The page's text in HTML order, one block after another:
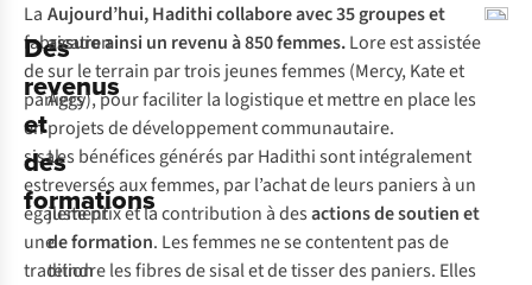
La
fabrication
de
paniers
en
sisal
est
également
une
tradition
Des
revenus
et
des
formations
Aujourd’hui, Hadithi collabore avec 35 groupeset
assure ainsi un revenu à 850 femmes.Lore est assistée
sur le terrain par trois jeunes femmes (Mercy, Kate et
Aggy), pour faciliter la logistique et mettre en place les
projets de développement communautaire.
Les bénéfices générés par Hadithi sont intégralement
reversés aux femmes, par l’achat de leurs paniers à un
juste prix et la contribution à desactions de soutien et
de formation. Les femmes ne se contentent pas de
teindre les fibres de sisal et de tisser des paniers. Elles